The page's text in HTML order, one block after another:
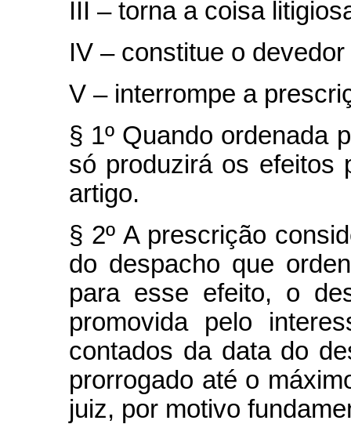
III – torna a coisa
IV – constitue o
V – interrompe a
§ 1º Quando ordenada
só produzirá os efeitos
artigo.
§ 2º A prescrição
do despacho que
para esse efeito, o
promovida pelo
contados da data do
prorrogado até o
juiz, por motivo